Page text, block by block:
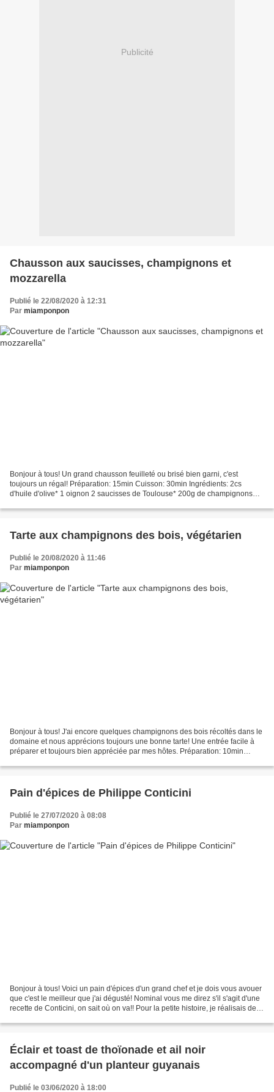
Publicité
Chausson aux saucisses, champignons et
mozzarella
Publié le 22/08/2020 à 12:31
Par miamponpon
Bonjour à tous! Un grand chausson feuilleté ou brisé bien garni, c'est
toujours un régal! Préparation: 15min Cuisson: 30min Ingrédients: 2cs
d'huile d'olive* 1 oignon 2 saucisses de Toulouse* 200g de champignons
Tarte aux champignons des bois, végétarien
Publié le 20/08/2020 à 11:46
Par miamponpon
Bonjour à tous! J'ai encore quelques champignons des bois récoltés dans le
domaine et nous apprécions toujours une bonne tarte! Une entrée facile à
préparer et toujours bien appréciée par mes hôtes. Préparation: 10min
Pain d'épices de Philippe Conticini
Publié le 27/07/2020 à 08:08
Par miamponpon
Bonjour à tous! Voici un pain d'épices d'un grand chef et je dois vous avouer
que c'est le meilleur que j'ai dégusté! Nominal vous me direz s'il s'agit d'une
recette de Conticini, on sait où on va!! Pour la petite histoire, je réalisais des
Éclair et toast de thoïonade et ail noir
accompagné d'un planteur guyanais
Publié le 03/06/2020 à 18:00